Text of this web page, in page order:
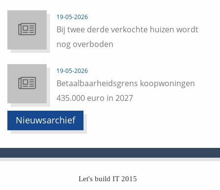
19-05-2026
Bij twee derde verkochte huizen wordt
nog overboden
19-05-2026
Betaalbaarheidsgrens koopwoningen
435.000 euro in 2027
Nieuwsarchief
Let's build IT 2015